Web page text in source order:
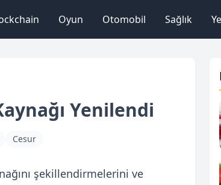
Oyun Otomobil Sağlık
Yenilendi
Cesur
şekillendirmelerini ve